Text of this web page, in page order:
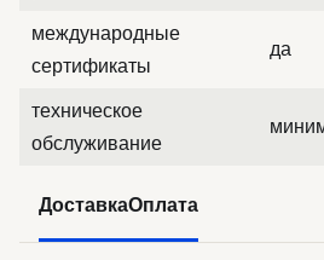
международные
сертификаты
да
техническое
обслуживание
ДоставкаОплата